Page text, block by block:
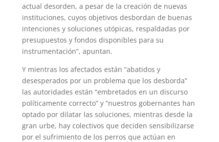
actual desorden, a pesar de la creación de nuevas
instituciones, cuyos objetivos desbordan de buenas
intenciones y soluciones utópicas, respaldadas por
presupuestos y fondos disponibles para su
instrumentación”, apuntan.
Y mientras los afectados están “abatidos y
desesperados por un problema que los desborda”
las autoridades están “embretados en un discurso
políticamente correcto” y “nuestros gobernantes han
optado por dilatar las soluciones, mientras desde la
gran urbe, hay colectivos que deciden sensibilizarse
por el sufrimiento de los perros que actúan en